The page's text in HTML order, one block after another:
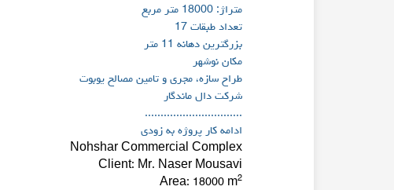
متراژ: 18000 متر مربع
تعداد طبقات 17
بزرگترین دهانه 11 متر
مکان نوشهر
طراح سازه، مجری و تامین مصالح یوبوت
شرکت دال ماندگار
...............................
ادامه کار پروژه به زودی
Nohshar Commercial Complex
Client: Mr. Naser Mousavi
Area: 18000 m2